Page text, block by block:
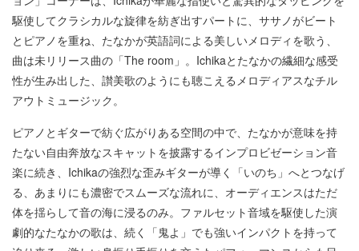
駆使してクラシカルな旋律を紡ぎ出すパートに、ササノがビート
とピアノを重ね、たなかが英語詞による美しいメロディを歌う、
曲は未リリース曲の「The room」。Ichikaとたなかの繊細な感受
性が生み出した、讃美歌のようにも聴こえるメロディアスなチル
アウトミュージック。
ピアノとギターで紡ぐ広がりある空間の中で、たなかが意味を持
たない自由奔放なスキャットを披露するインプロビゼーション音
楽に続き、Ichikaの強烈な歪みギターが導く「いのち」へとつなげ
る、あまりにも濃密でスムーズな流れに、オーディエンスはただ
体を揺らして音の海に浸るのみ。ファルセット音域を駆使した演
劇的なたなかの歌は、続く「鬼よ」でも強いインパクトを持って